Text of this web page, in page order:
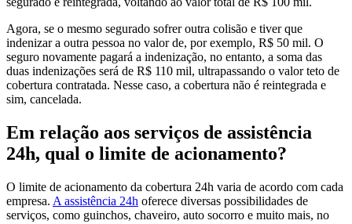
Agora, se o mesmo segurado sofrer outra colisão e tiver que
indenizar a outra pessoa no valor de, por exemplo, R$ 50 mil. O
seguro novamente pagará a indenização, no entanto, a soma das
duas indenizações será de R$ 110 mil, ultrapassando o valor teto de
cobertura contratada. Nesse caso, a cobertura não é reintegrada e
sim, cancelada.
Em relação aos serviços de assistência
24h, qual o limite de acionamento?
O limite de acionamento da cobertura 24h varia de acordo com cada
empresa. A assistência 24h oferece diversas possibilidades de
serviços, como guinchos, chaveiro, auto socorro e muito mais, no